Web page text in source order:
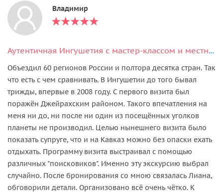
Владимир
Аутентичная Ингушетия с мастер-классом и местным колоритом
Объездил 60 регионов России и полтора десятка стран. Так
что есть с чем сравнивать. В Ингушетии до того бывал
трижды, впервые в 2008 году. С первого визита был
поражён Джейрахским районом. Такого впечатления на
меня ни до, ни после ни один из посещённых уголков
планеты не производил. Целью нынешнего визита было
показать супруге, что и на Кавказ можно без опаски ехать
отдыхать. Программу визита выстраивал с помощью
различных "поисковиков". Именно эту экскурсию выбрал
случайно. После бронирования со мною связалась Лиана,
обговорили детали. Организовано всё очень чётко. К